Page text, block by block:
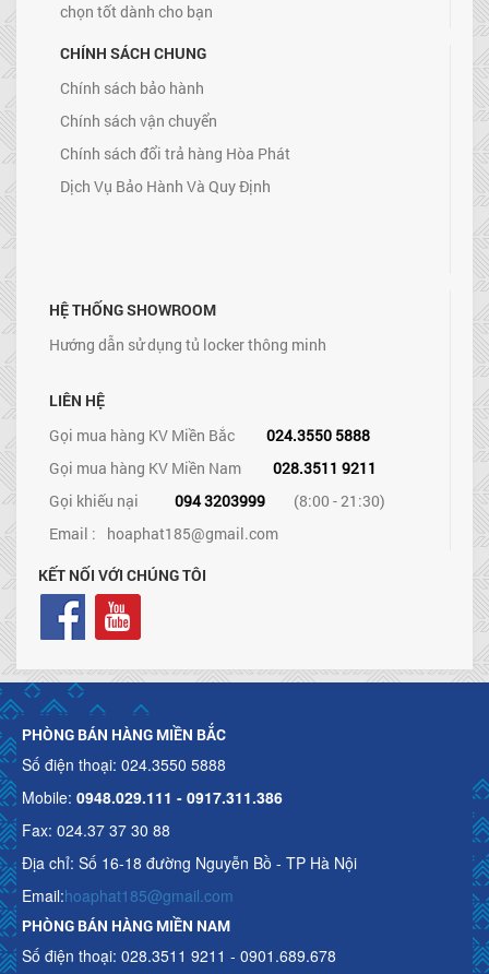
chọn tốt dành cho bạn
CHÍNH SÁCH CHUNG
Chính sách bảo hành
Chính sách vận chuyển
Chính sách đổi trả hàng Hòa Phát
Dịch Vụ Bảo Hành Và Quy Định
HỆ THỐNG SHOWROOM
Hướng dẫn sử dụng tủ locker thông minh
LIÊN HỆ
Gọi mua hàng KV Miền Bắc
024.3550 5888
Gọi mua hàng KV Miền Nam
028.3511 9211
Gọi khiếu nại
094 3203999
(8:00 - 21:30)
Email : hoaphat185@gmail.com
KẾT NỐI VỚI CHÚNG TÔI
PHÒNG BÁN HÀNG MIỀN BẮC
Số điện thoại: 024.3550 5888
Mobile: 0948.029.111 - 0917.311.386
Fax: 024.37 37 30 88
Địa chỉ: Số 16-18 đường Nguyễn Bồ - TP Hà Nội
Email:hoaphat185@gmail.com
PHÒNG BÁN HÀNG MIỀN NAM
Số điện thoại: 028.3511 9211 - 0901.689.678